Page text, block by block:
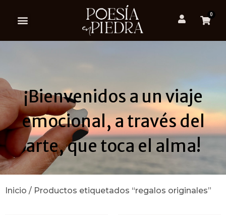
0
¡Bienvenidos a un viaje
emocional, a través del
arte, que toca el alma!
Inicio / Productos etiquetados “regalos originales”